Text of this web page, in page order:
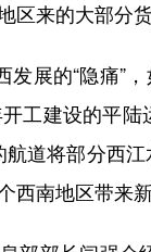
区来的大部分
展的“隐痛”，
工建设的平
道将部分西
西南地区带来